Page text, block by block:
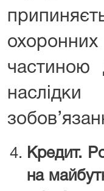
частиною
Кредит.
на